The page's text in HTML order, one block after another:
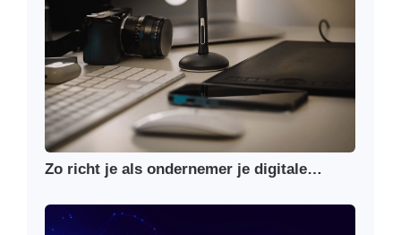
Zo richt je als ondernemer je digitale…